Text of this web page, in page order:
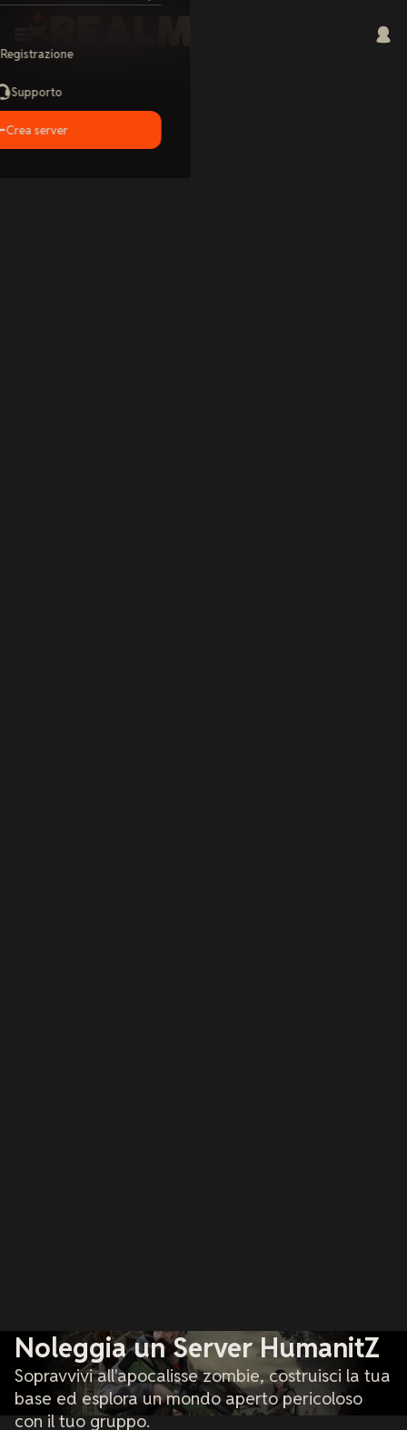
Registrazione
Supporto
Crea server
Noleggia un Server HumanitZ
Sopravvivi all'apocalisse zombie, costruisci la tua
base ed esplora un mondo aperto pericoloso
con il tuo gruppo.